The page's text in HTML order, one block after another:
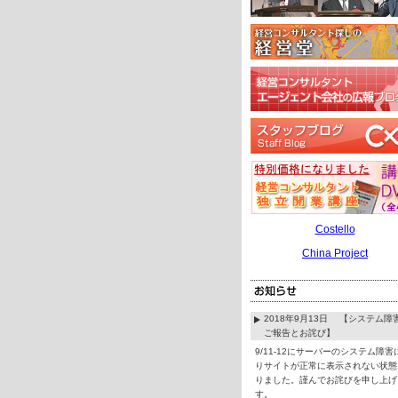
Costello
China Project
2018年9月13日 【システム障
ご報告とお詫び】
9/11-12にサーバーのシステム障害
りサイトが正常に表示されない状
りました。謹んでお詫びを申し上
す。